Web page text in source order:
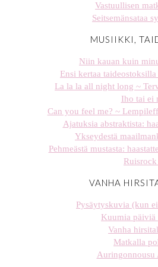
Vastuullisen
Seitsemänsataa
MUSIIKKI,
Niin kauan kuin
Ensi kertaa
La la la all night long ~
Iho tai ei
Can you feel me? ~
Ajatuksia abstraktista:
Ykseydestä
Pehmeästä mustasta:
VANHA
Pysäytyskuvia (kun
Kuumia päiviä
Vanha
Matkalla
Auringonnousu